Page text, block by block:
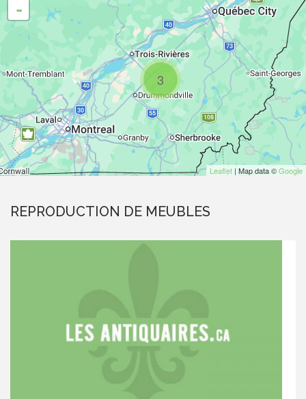
3
-
Leaflet | Map data ©Google
REPRODUCTION DE MEUBLES